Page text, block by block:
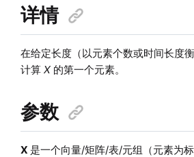
详情
在给定长度（以元素个数或时间长度
计算 X的第一个元素。
参数
X 是一个向量/矩阵/表/元组（元素为